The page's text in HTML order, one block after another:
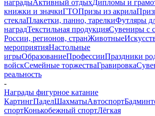
наградыАктивный отдыхДипломы и
книжки и значкиГТОПризы из акрила
стеклаПлакетки, панно, тарелкиФутляры
наградТекстильная продукцияСувениры с
России, регионов, странЖивотные
мероприятияНастольные
игрыОбразованиеПрофессииПраздники
войскСемейные торжестваГравировка
реальность
-
Награды фигурное катание
КартингПаделШахматыАвтоспорт
спортКонькобежный спортЛёгкая